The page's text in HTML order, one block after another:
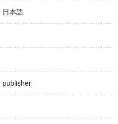
日本語
publisher